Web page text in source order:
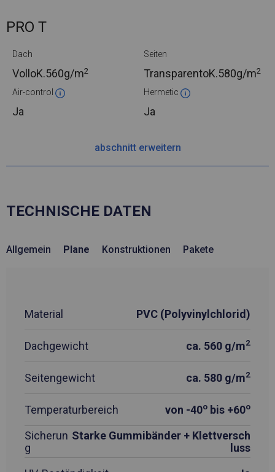
PRO T
Dach
VolloK.560g/m2
Seiten
TransparentoK.580g/m2
Air-control
Ja
Hermetic
Ja
abschnitt erweitern
TECHNISCHE DATEN
Allgemein Plane Konstruktionen Pakete
Material PVC (Polyvinylchlorid)
Dachgewicht ca. 560 g/m2
Seitengewicht ca. 580 g/m2
Temperaturbereich von -40o bis +60o
Sicherun
g
Starke Gummibänder + Klettversch
luss